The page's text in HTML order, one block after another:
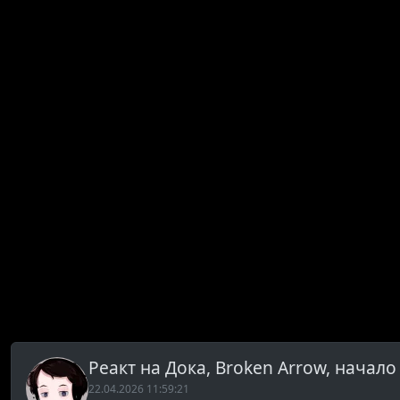
Реакт на Дока, Broken Arrow,
22.04.2026 11:59:21